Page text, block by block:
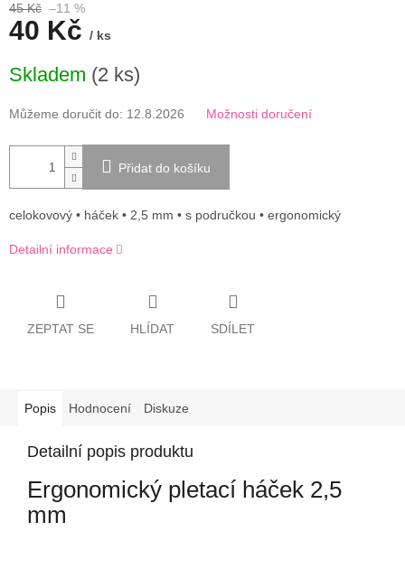
45 Kč –11 %
40 Kč / ks
cena:
Skladem (2 ks)
Můžeme doručit do: 12.8.2026 Možnosti doručení
Přidat do košíku
celokovový • háček • 2,5 mm • s područkou • ergonomický
Detailní informace
ZEPTAT SE HLÍDAT SDÍLET
Popis Hodnocení Diskuze
Detailní popis produktu
Ergonomický pletací háček 2,5
mm